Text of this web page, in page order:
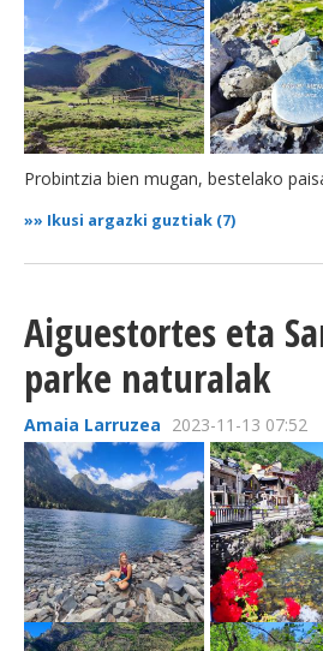
Probintzia bien mugan, bestelako
»» Ikusi argazki guztiak (7)
Aiguestortes eta
parke naturalak
Amaia Larruzea 2023-11-13 07:52